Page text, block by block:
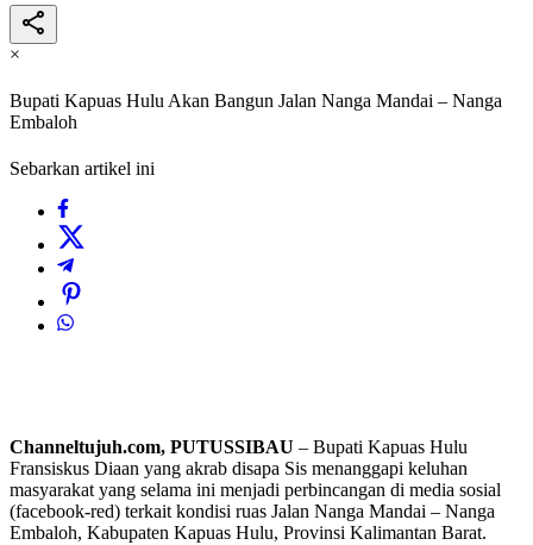
×
Bupati Kapuas Hulu Akan Bangun Jalan Nanga Mandai – Nanga
Embaloh
Sebarkan artikel ini
Channeltujuh.com, PUTUSSIBAU – Bupati Kapuas Hulu
Fransiskus Diaan yang akrab disapa Sis menanggapi keluhan
masyarakat yang selama ini menjadi perbincangan di media sosial
(facebook-red) terkait kondisi ruas Jalan Nanga Mandai – Nanga
Embaloh, Kabupaten Kapuas Hulu, Provinsi Kalimantan Barat.